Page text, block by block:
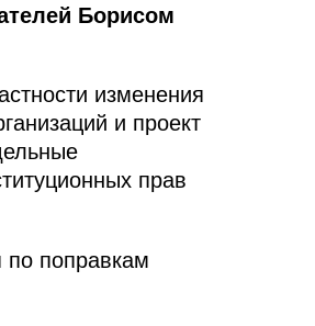
Борисом
изменения
и проект
прав
по поправкам